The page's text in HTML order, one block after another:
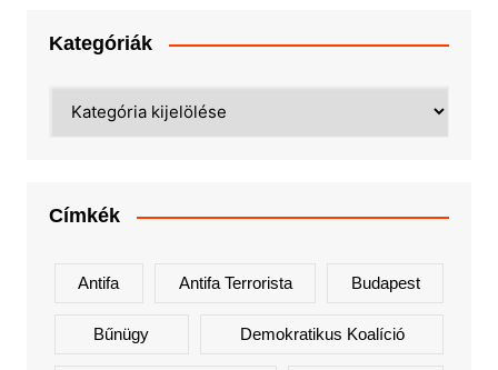
Kategóriák
Címkék
Antifa Antifa Terrorista Budapest
Bűnügy Demokratikus Koalíció